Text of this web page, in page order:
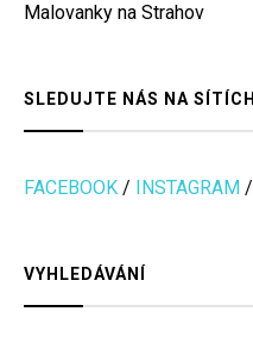
Malovanky na Strahov
SLEDUJTE NÁS NA SÍTÍCH
FACEBOOK / INSTAGRAM /
VYHLEDÁVÁNÍ